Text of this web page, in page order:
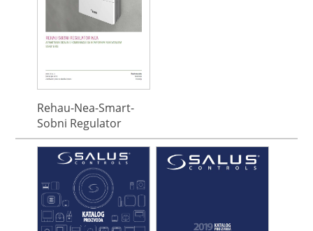
Rehau-Nea-Smart-
Sobni Regulator